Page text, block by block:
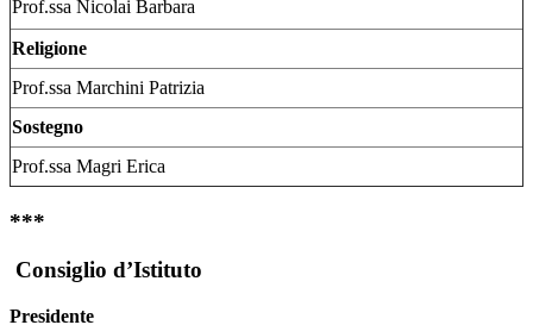
Prof.ssa Nicolai Barbara
Religione
Prof.ssa Marchini Patrizia
Sostegno
Prof.ssa Magri Erica
***
Consiglio d’Istituto
Presidente